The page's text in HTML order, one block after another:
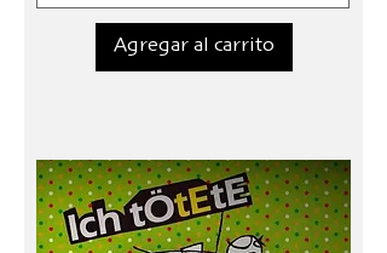
Agregar al carrito